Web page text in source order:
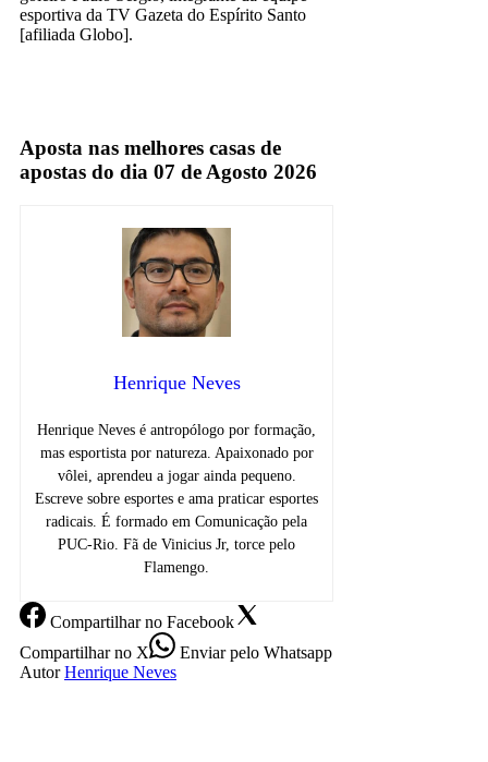
esportiva da TV Gazeta do Espírito Santo
[afiliada Globo].
Aposta nas melhores casas de
apostas do dia 07 de Agosto 2026
Henrique Neves
Henrique Neves é antropólogo por formação,
mas esportista por natureza. Apaixonado por
vôlei, aprendeu a jogar ainda pequeno.
Escreve sobre esportes e ama praticar esportes
radicais. É formado em Comunicação pela
PUC-Rio. Fã de Vinicius Jr, torce pelo
Flamengo.
Compartilharno Facebook
Compartilharno X Enviarpelo Whatsapp
Autor Henrique Neves